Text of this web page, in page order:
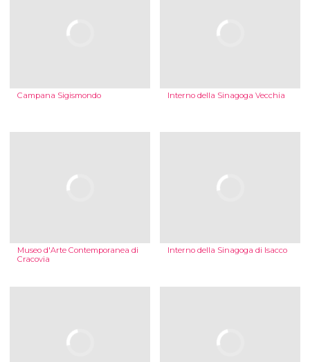
Campana Sigismondo Interno della Sinagoga Vecchia
Museo d'Arte Contemporanea di
Cracovia
Interno della Sinagoga di Isacco